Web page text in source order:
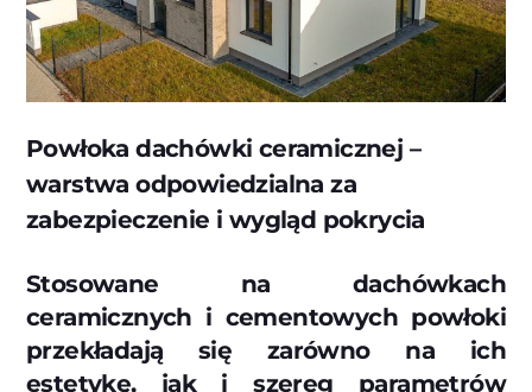
Powłoka dachówki ceramicznej –
warstwa odpowiedzialna za
zabezpieczenie i wygląd pokrycia
Stosowane na dachówkach
ceramicznych i cementowych powłoki
przekładają się zarówno na ich
estetykę, jak i szereg parametrów